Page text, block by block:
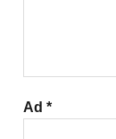
Ad *